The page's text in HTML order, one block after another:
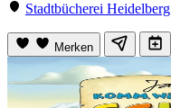
Stadtbücherei Heidelberg
Merken